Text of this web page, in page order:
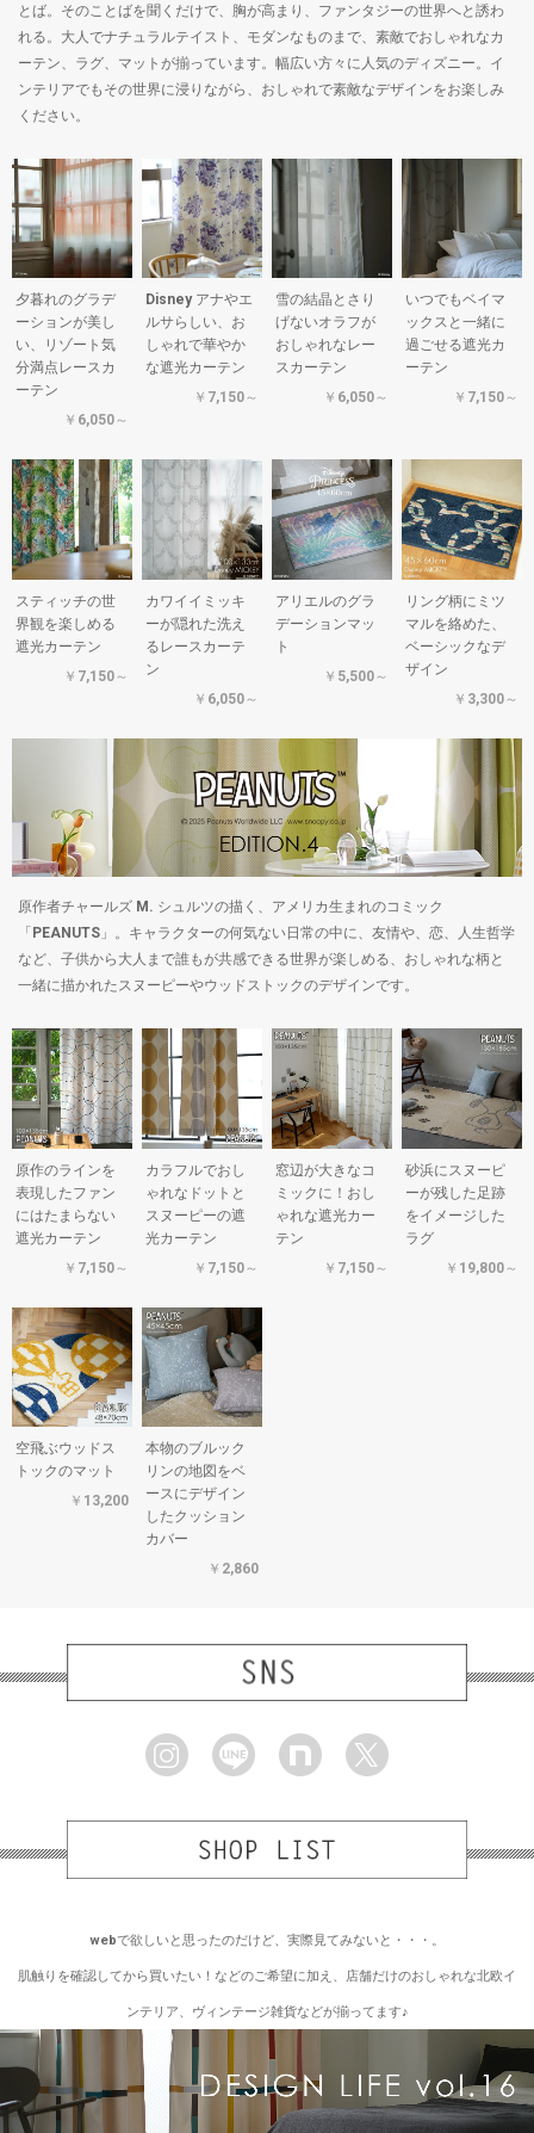
とば。そのことばを聞くだけで、胸が高まり、ファンタジーの世界へと誘わ
れる。大人でナチュラルテイスト、モダンなものまで、素敵でおしゃれなカ
ーテン、ラグ、マットが揃っています。幅広い方々に人気のディズニー。イ
ンテリアでもその世界に浸りながら、おしゃれで素敵なデザインをお楽しみ
ください。
夕暮れのグラデ
ーションが美し
い、リゾート気
分満点レースカ
ーテン
￥6,050～
Disney アナやエ
ルサらしい、お
しゃれで華やか
な遮光カーテン
￥7,150～
雪の結晶とさり
げないオラフが
おしゃれなレー
スカーテン
￥6,050～
いつでもベイマ
ックスと一緒に
過ごせる遮光カ
ーテン
￥7,150～
スティッチの世
界観を楽しめる
遮光カーテン
￥7,150～
カワイイミッキ
ーが隠れた洗え
るレースカーテ
ン
￥6,050～
アリエルのグラ
デーションマッ
ト
￥5,500～
リング柄にミツ
マルを絡めた、
ベーシックなデ
ザイン
￥3,300～
原作者チャールズ M. シュルツの描く、アメリカ生まれのコミック
「PEANUTS」。キャラクターの何気ない日常の中に、友情や、恋、人生哲学
など、子供から大人まで誰もが共感できる世界が楽しめる、おしゃれな柄と
一緒に描かれたスヌーピーやウッドストックのデザインです。
原作のラインを
表現したファン
にはたまらない
遮光カーテン
￥7,150～
カラフルでおし
ゃれなドットと
スヌーピーの遮
光カーテン
￥7,150～
窓辺が大きなコ
ミックに！おし
ゃれな遮光カー
テン
￥7,150～
砂浜にスヌーピ
ーが残した足跡
をイメージした
ラグ
￥19,800～
空飛ぶウッドス
トックのマット
￥13,200
本物のブルック
リンの地図をベ
ースにデザイン
したクッション
カバー
￥2,860
webで欲しいと思ったのだけど、実際見てみないと・・・。
肌触りを確認してから買いたい！などのご希望に加え、店舗だけのおしゃれな北欧イ
ンテリア、ヴィンテージ雑貨などが揃ってます♪
皆様のお越しをスタッフ一同、心よりお待ちしております。